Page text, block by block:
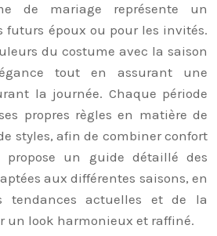
de mariage représente un
futurs époux ou pour les invités.
du costume avec la saison
tout en assurant une
la journée. Chaque période
propres règles en matière de
styles, afin de combiner confort
un guide détaillé des
aux différentes saisons, en
tendances actuelles et de la
un look harmonieux et raffiné.